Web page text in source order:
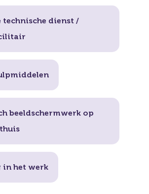
technische dienst /
beeldschermwerk op
in het werk